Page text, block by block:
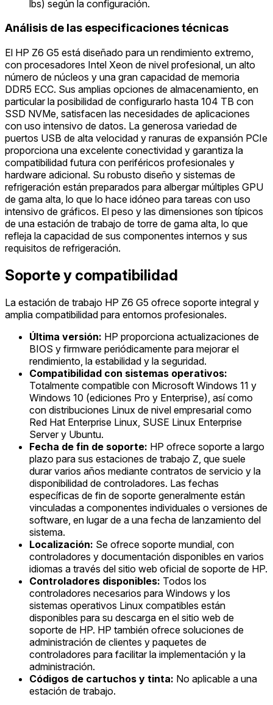
lbs) según la configuración.
Análisis de las especificaciones técnicas
El HP Z6 G5 está diseñado para un rendimiento extremo,
con procesadores Intel Xeon de nivel profesional, un alto
número de núcleos y una gran capacidad de memoria
DDR5 ECC. Sus amplias opciones de almacenamiento, en
particular la posibilidad de configurarlo hasta 104 TB con
SSD NVMe, satisfacen las necesidades de aplicaciones
con uso intensivo de datos. La generosa variedad de
puertos USB de alta velocidad y ranuras de expansión PCIe
proporciona una excelente conectividad y garantiza la
compatibilidad futura con periféricos profesionales y
hardware adicional. Su robusto diseño y sistemas de
refrigeración están preparados para albergar múltiples GPU
de gama alta, lo que lo hace idóneo para tareas con uso
intensivo de gráficos. El peso y las dimensiones son típicos
de una estación de trabajo de torre de gama alta, lo que
refleja la capacidad de sus componentes internos y sus
requisitos de refrigeración.
Soporte y compatibilidad
La estación de trabajo HP Z6 G5 ofrece soporte integral y
amplia compatibilidad para entornos profesionales.
Última versión: HP proporciona actualizaciones de
BIOS y firmware periódicamente para mejorar el
rendimiento, la estabilidad y la seguridad.
Compatibilidad con sistemas operativos:
Totalmente compatible con Microsoft Windows 11 y
Windows 10 (ediciones Pro y Enterprise), así como
con distribuciones Linux de nivel empresarial como
Red Hat Enterprise Linux, SUSE Linux Enterprise
Server y Ubuntu.
Fecha de fin de soporte: HP ofrece soporte a largo
plazo para sus estaciones de trabajo Z, que suele
durar varios años mediante contratos de servicio y la
disponibilidad de controladores. Las fechas
específicas de fin de soporte generalmente están
vinculadas a componentes individuales o versiones de
software, en lugar de a una fecha de lanzamiento del
sistema.
Localización: Se ofrece soporte mundial, con
controladores y documentación disponibles en varios
idiomas a través del sitio web oficial de soporte de HP.
Controladores disponibles: Todos los
controladores necesarios para Windows y los
sistemas operativos Linux compatibles están
disponibles para su descarga en el sitio web de
soporte de HP. HP también ofrece soluciones de
administración de clientes y paquetes de
controladores para facilitar la implementación y la
administración.
Códigos de cartuchos y tinta: No aplicable a una
estación de trabajo.